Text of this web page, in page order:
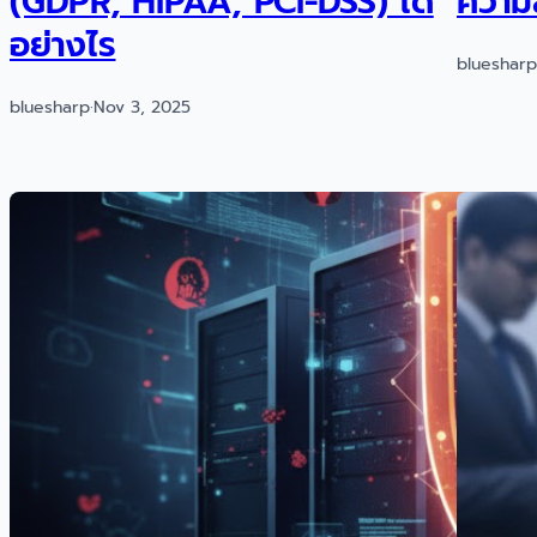
อย่างไร
bluesharp·Nov 3, 2025
bluesharp